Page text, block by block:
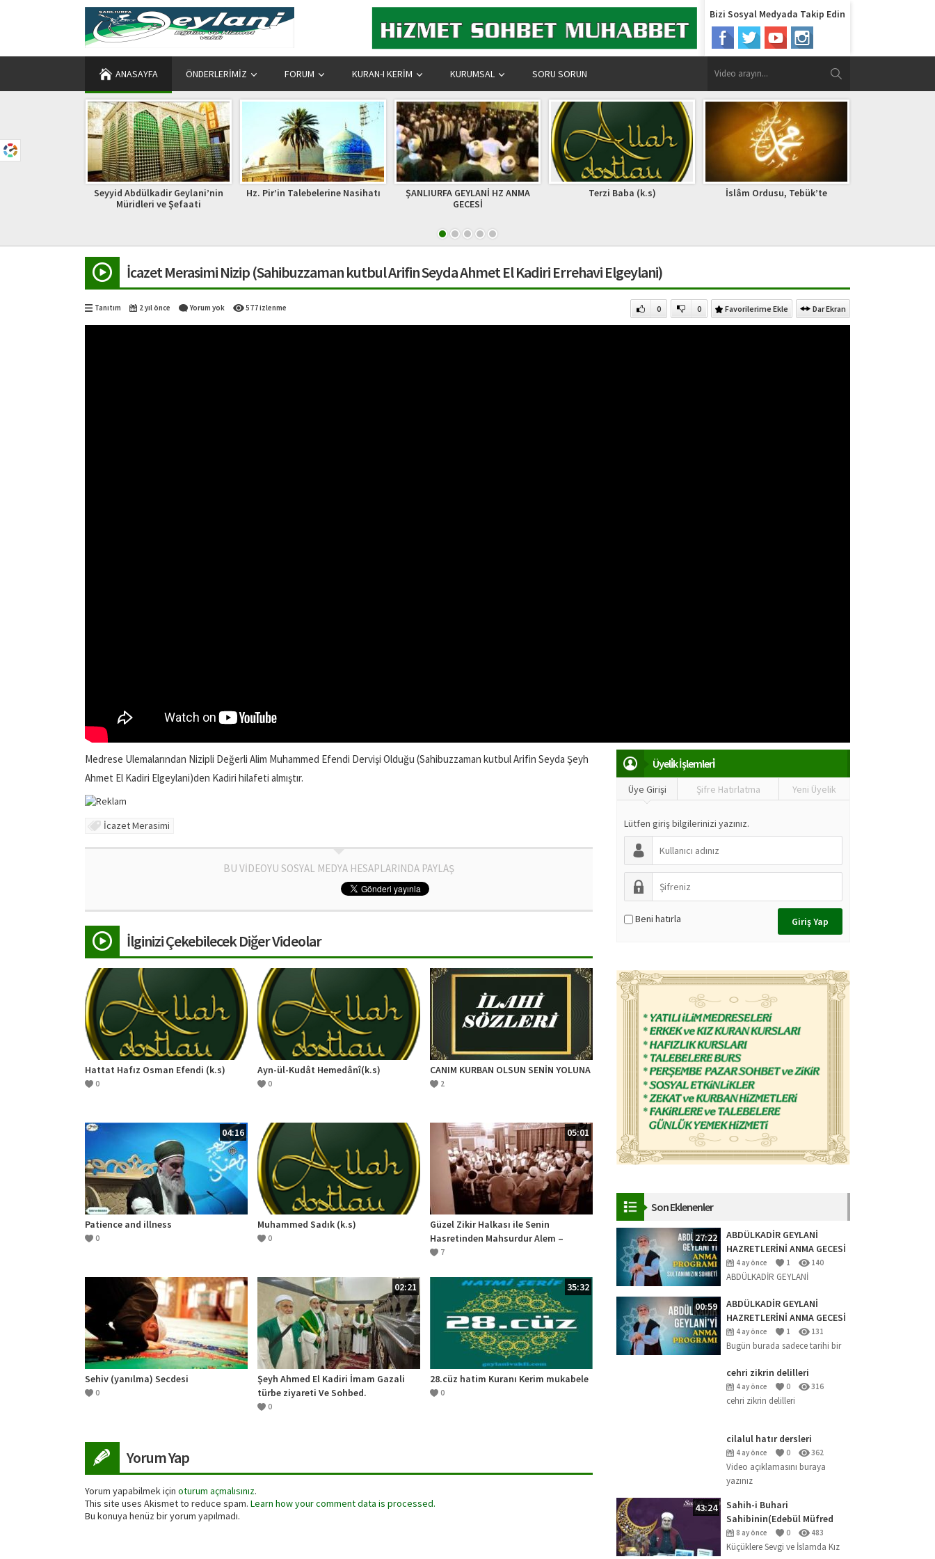
Bizi Sosyal Medyada Takip Edin
ANASAYFA ÖNDERLERIMIZ FORUM KURAN-I KERIM KURUMSAL SORU SORUN
Seyyid Abdülkadir Geylani’nin
Müridleri ve Şefaati
Hz. Pir’in Talebelerine Nasihatı
ŞANLIURFA GEYLANİ HZ ANMA
GECESİ
Terzi Baba (k.s) İslâm Ordusu, Tebük’te
İcazet Merasimi Nizip (Sahibuzzaman kutbul Arifin Seyda Ahmet El Kadiri Errehavi Elgeylani)
Tanıtım 2 yıl önce Yorum yok 577 izlenme 0 0 Favorilerime Ekle Dar Ekran
Medrese Ulemalarından Nizipli Değerli Alim Muhammed Efendi Dervişi Olduğu (Sahibuzzaman kutbul Arifin Seyda Şeyh
Ahmet El Kadiri Elgeylani)den Kadiri hilafeti almıştır.
İcazet Merasimi
BU VİDEOYU SOSYAL MEDYA HESAPLARINDA PAYLAŞ
İlginizi Çekebilecek Diğer Videolar
Hattat Hafız Osman Efendi (k.s)
0
Ayn-ül-Kudât Hemedânî(k.s)
0
CANIM KURBAN OLSUN SENİN YOLUNA
2
04:16
Patience and illness
0
Muhammed Sadık (k.s)
0
05:01
Güzel Zikir Halkası ile Senin
Hasretinden Mahsurdur Alem –
KADİRİ İLAHİLERİ ŞANLIURFA
7
Sehiv (yanılma) Secdesi
0
02:21
Şeyh Ahmed El Kadiri İmam Gazali
türbe ziyareti Ve Sohbed.
0
35:32
28.cüz hatim Kuranı Kerim mukabele
0
Yorum Yap
Yorum yapabilmek için oturum açmalısınız.
This site uses Akismet to reduce spam. Learn how your comment data is processed.
Bu konuya henüz bir yorum yapılmadı.
Üyeli̇k İşlemleri̇
Üye Girişi Şifre Hatırlatma Yeni Üyelik
Lütfen giriş bilgilerinizi yazınız.
Beni hatırla
Son Eklenenler
27:22
ABDÜLKADİR GEYLANİ
HAZRETLERİNİ ANMA GECESİ
2026 (SOHBET)
4 ay önce 1 140
ABDÜLKADİR GEYLANİ
00:59
ABDÜLKADİR GEYLANİ
HAZRETLERİNİ ANMA GECESİ
(18.04.2026)
4 ay önce 1 131
Bugün burada sadece tarihi bir
uyanıklığı en büyük nimettir’
buyuran büyük mürebbi
Abdülkadir Geylani
cehri zikrin delilleri
4 ay önce 0 316
cehri zikrin delilleri
cilalul hatır dersleri
4 ay önce 0 362
Video açıklamasını buraya
yazınız
43:24
Sahih-i Buhari
Sahibinin(Edebül Müfred
Dersleri)-29-Küçüklere Sevgi
ve İslamda Kız Çocuklarının
8 ay önce 0 483
Küçüklere Sevgi ve İslamda Kız